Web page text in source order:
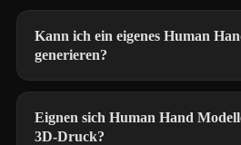
Kann ich ein eigenes Human
generieren?
Eignen sich Human Hand
3D-Druck?